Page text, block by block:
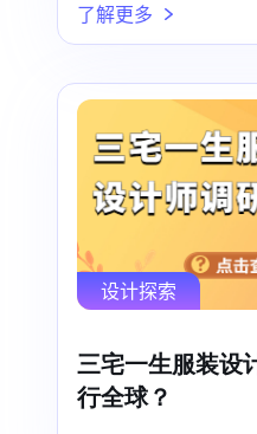
了解更多
设计探索
三宅一生服装设
行全球？